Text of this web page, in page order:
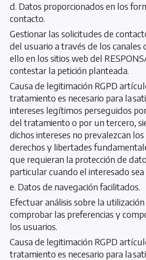
d. Datos proporcionados en los
contacto.
Gestionar las solicitudes de
del usuario a través de los canales
ello en los sitios web del
contestar la petición planteada.
Causa de legitimación RGPD
tratamiento es necesario para la
intereses legítimos perseguidos
del tratamiento o por un tercero,
dichos intereses no prevalezcan
derechos y libertades
que requieran la protección de
particular cuando el interesado sea
e. Datos de navegación facilitados.
Efectuar análisis sobre la
comprobar las preferencias y
los usuarios.
Causa de legitimación RGPD
tratamiento es necesario para la